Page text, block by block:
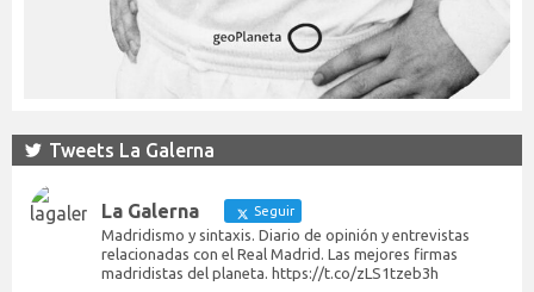
Tweets La Galerna
La Galerna Seguir
Madridismo y sintaxis. Diario de opinión y entrevistas
relacionadas con el Real Madrid. Las mejores firmas
madridistas del planeta. https://t.co/zLS1tzeb3h